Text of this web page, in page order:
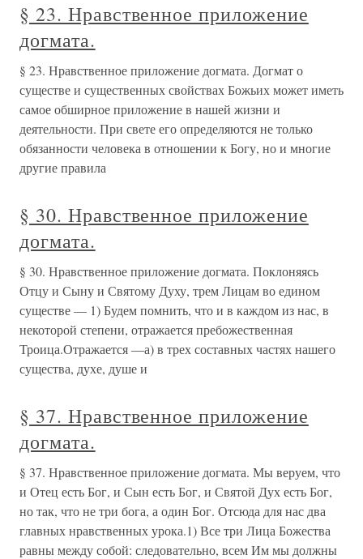
§ 23. Нравственное приложение
догмата.
§ 23. Нравственное приложение догмата. Догмат о
существе и существенных свойствах Божьих может иметь
самое обширное приложение в нашей жизни и
деятельности. При свете его определяются не только
обязанности человека в отношении к Богу, но и многие
другие правила
§ 30. Нравственное приложение
догмата.
§ 30. Нравственное приложение догмата. Поклоняясь
Отцу и Сыну и Святому Духу, трем Лицам во едином
существе — 1) Будем помнить, что и в каждом из нас, в
не­которой степени, отражается пребожественная
Троица.Отражает­ся —а) в трех составных частях нашего
существа, духе, душе и
§ 37. Нравственное приложение
догмата.
§ 37. Нравственное приложение догмата. Мы веруем, что
и Отец есть Бог, и Сын есть Бог, и Святой Дух есть Бог,
но так, что не три бога, а один Бог. Отсюда для нас два
главных нравственных урока.1) Все три Лица Божества
равны между собой: следовательно, всем Им мы должны